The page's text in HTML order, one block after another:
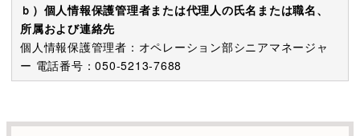
ｂ）個人情報保護管理者または代理人の氏名または職名、
所属および連絡先
個人情報保護管理者：オペレーション部シニアマネージャ
ー 電話番号：050-5213-7688
本お問い合わせフォームでご提供いただく個人情報は、お